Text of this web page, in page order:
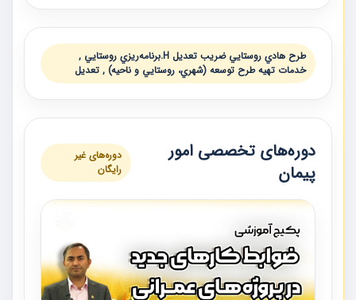
طرح هادي روستايي ضريب تعديل H.برنامه‌ريزي روستايي ,
خدمات تهيه طرح‌ توسعه (شهري، روستايي و ناحيه) , تعديل
دوره‌های تخصصی امور
پیمان
دوره‌های غیر
رایگان